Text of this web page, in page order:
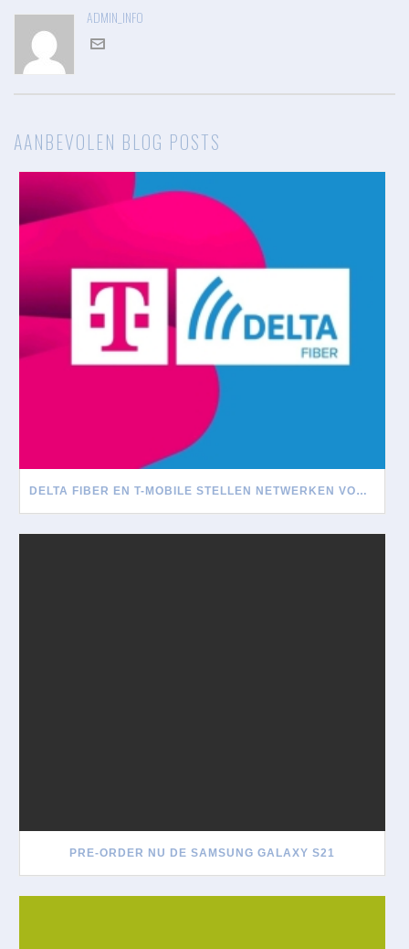
ADMIN_INFO
AANBEVOLEN BLOG POSTS
DELTA FIBER EN T-MOBILE STELLEN NETWERKEN VOOR ELKAAR OPEN
PRE-ORDER NU DE SAMSUNG GALAXY S21